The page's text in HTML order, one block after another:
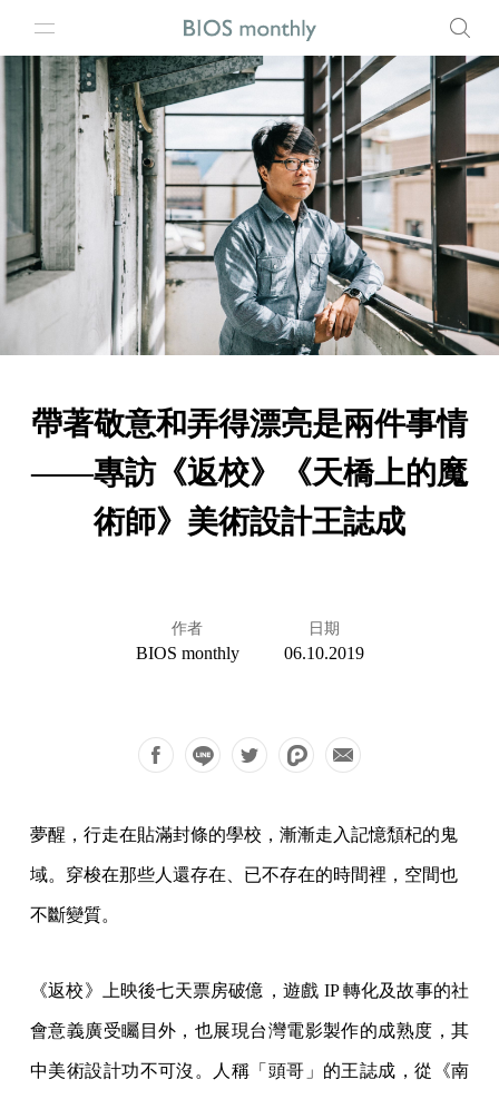
帶著敬意和弄得漂亮是兩件事情
——專訪《返校》《天橋上的魔
術師》美術設計王誌成
作者
BIOS monthly
日期
06.10.2019
夢醒，行走在貼滿封條的學校，漸漸走入記憶頹杞的鬼
域。穿梭在那些人還存在、已不存在的時間裡，空間也
不斷變質。
《返校》上映後七天票房破億，遊戲 IP 轉化及故事的社
會意義廣受矚目外，也展現台灣電影製作的成熟度，其
中美術設計功不可沒。人稱「頭哥」的王誌成，從《南